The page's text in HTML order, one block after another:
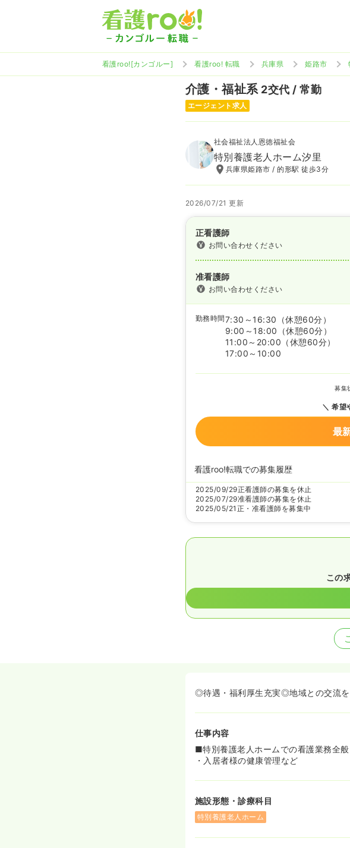
看護roo![カンゴルー] 看護roo! 転職 兵庫県 姫路市
介護・福祉系 2交代 / 常勤
エージェント求人
社会福祉法人恩徳福祉会
特別養護老人ホーム汐里
兵庫県姫路市 / 的形駅 徒歩3分
2026/07/21 更新
正看護師
お問い合わせください
准看護師
お問い合わせください
勤務時間7:30～16:30
（休憩60分）
9:00～18:00
（休憩60分）
11:00～20:00 （休憩60分）
17:00～10:00
募集
希望
最
看護roo!転職での募集履歴
2025/09/29正看護師の募集を休止
2025/07/29准看護師の募集を休止
2025/05/21 正・准看護師を募集中
この
◎待遇・福利厚生充実◎地域との交流
仕事内容
■特別養護老人ホームでの看護業務全般
・入居者様の健康管理など
施設形態・診療科目
特別養護老人ホーム